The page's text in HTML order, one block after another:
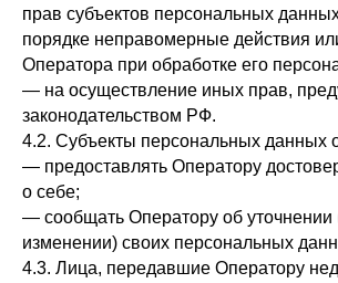
прав субъектов персональных
порядке неправомерные действия
Оператора при обработке его
— на осуществление иных прав,
законодательством РФ.
4.2. Субъекты персональных данных
— предоставлять Оператору
о себе;
— сообщать Оператору об уточнении
изменении) своих персональных
4.3. Лица, передавшие Оператору